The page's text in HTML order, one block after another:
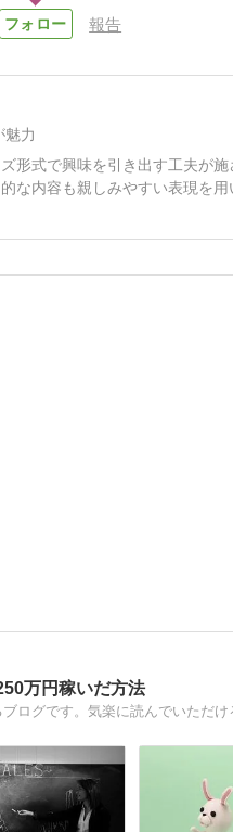
報告
魅力
形式で興味を引き出す工夫が
な内容も親しみやすい表現を
万円稼いだ方法
ログです。気楽に読んでいただけ